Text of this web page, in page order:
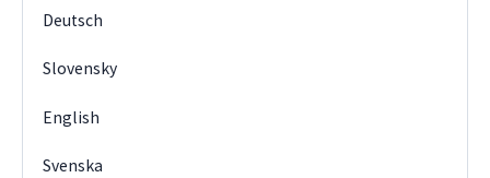
Deutsch
Slovensky
English
Svenska